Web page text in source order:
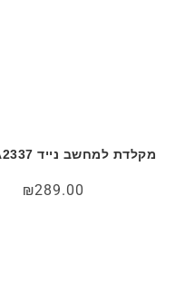
מקלדת למחשב נייד Apple A2337
₪289.00